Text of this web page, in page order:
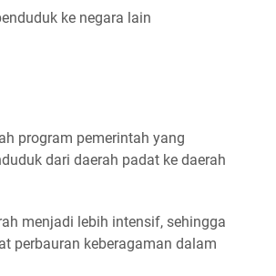
ke negara lain
program pemerintah yang
dari daerah padat ke daerah
menjadi lebih intensif, sehingga
perbauran keberagaman dalam